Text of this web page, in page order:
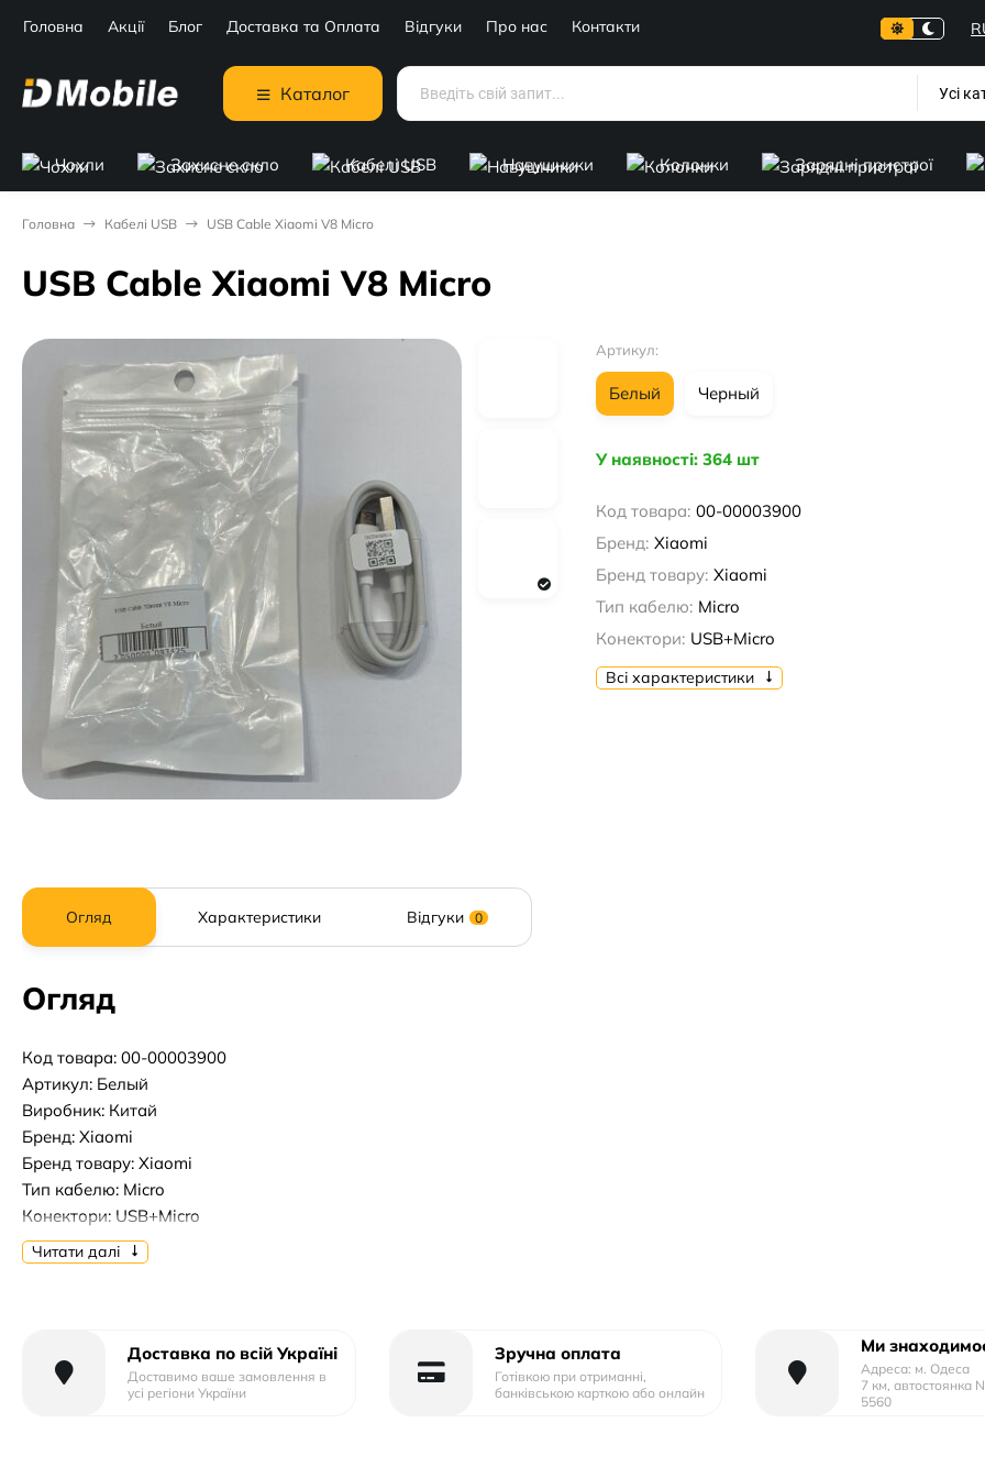
Головна Акції Блог Доставка та Оплата Відгуки Про нас Контакти
Каталог Усі
Чохли Захисне скло Кабелі USB Навушники Колонки Зарядні пристрої
Головна Кабелі USB USB Cable Xiaomi V8 Micro
USB Cable Xiaomi V8 Micro
Артикул:
Белый Черный
У наявності: 364 шт
Код товара: 00-00003900
Бренд: Xiaomi
Бренд товару: Xiaomi
Тип кабелю: Micro
Конектори: USB+Micro
Всі характеристики
Огляд Характеристики Відгуки 0
Огляд
Код товара: 00-00003900
Артикул: Белый
Виробник: Китай
Бренд: Xiaomi
Бренд товару: Xiaomi
Тип кабелю: Micro
Конектори: USB+Micro
Довжина кабелю, м: 1m
Читати далі
Доставка по всій Україні
Доставимо ваше замовлення в
усі регіони України
Зручна оплата
Готівкою при отриманні,
банківською карткою або онлайн
Ми
Адреса: м. Одеса
7 км, автостоянка
5560